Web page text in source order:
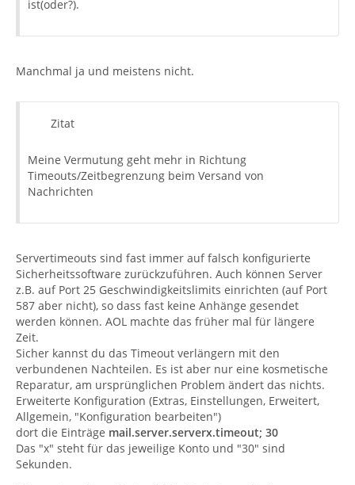
ist(oder?).
Manchmal ja und meistens nicht.
Zitat
Meine Vermutung geht mehr in Richtung
Timeouts/Zeitbegrenzung beim Versand von
Nachrichten
Servertimeouts sind fast immer auf falsch konfigurierte
Sicherheitssoftware zurückzuführen. Auch können Server
z.B. auf Port 25 Geschwindigkeitslimits einrichten (auf Port
587 aber nicht), so dass fast keine Anhänge gesendet
werden können. AOL machte das früher mal für längere
Zeit.
Sicher kannst du das Timeout verlängern mit den
verbundenen Nachteilen. Es ist aber nur eine kosmetische
Reparatur, am ursprünglichen Problem ändert das nichts.
Erweiterte Konfiguration (Extras, Einstellungen, Erweitert,
Allgemein, "Konfiguration bearbeiten")
dort die Einträge mail.server.serverx.timeout; 30
Das "x" steht für das jeweilige Konto und "30" sind
Sekunden.